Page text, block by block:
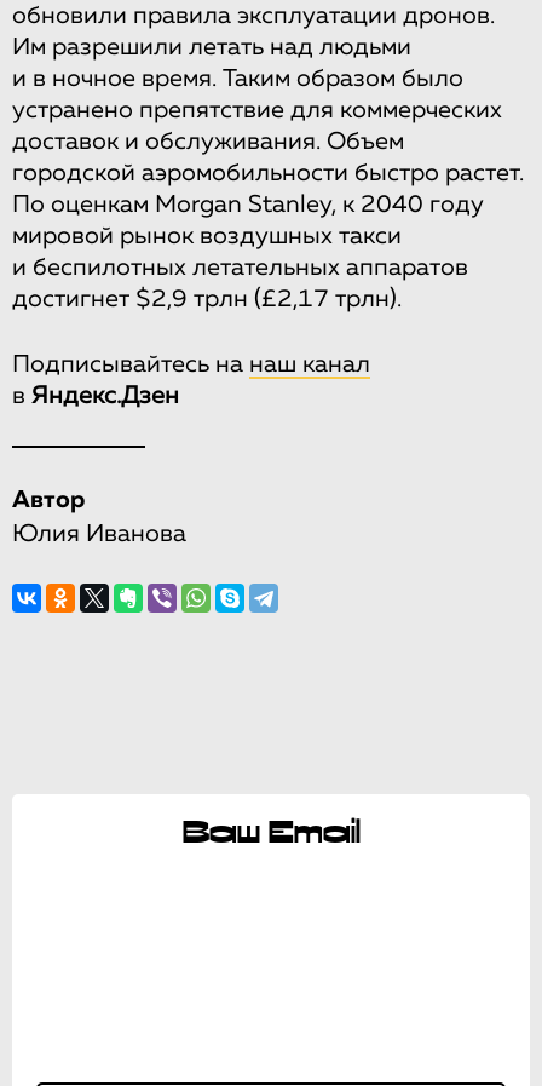
обновили правила эксплуатации дронов.
Им разрешили летать над людьми
и в ночное время. Таким образом было
устранено препятствие для коммерческих
доставок и обслуживания. Объем
городской аэромобильности быстро растет.
По оценкам Morgan Stanley, к 2040 году
мировой рынок воздушных такси
и беспилотных летательных аппаратов
достигнет $2,9 трлн (£2,17 трлн).
Подписывайтесь на наш канал
в Яндекс.Дзен
Автор
Юлия Иванова
Ваш Email